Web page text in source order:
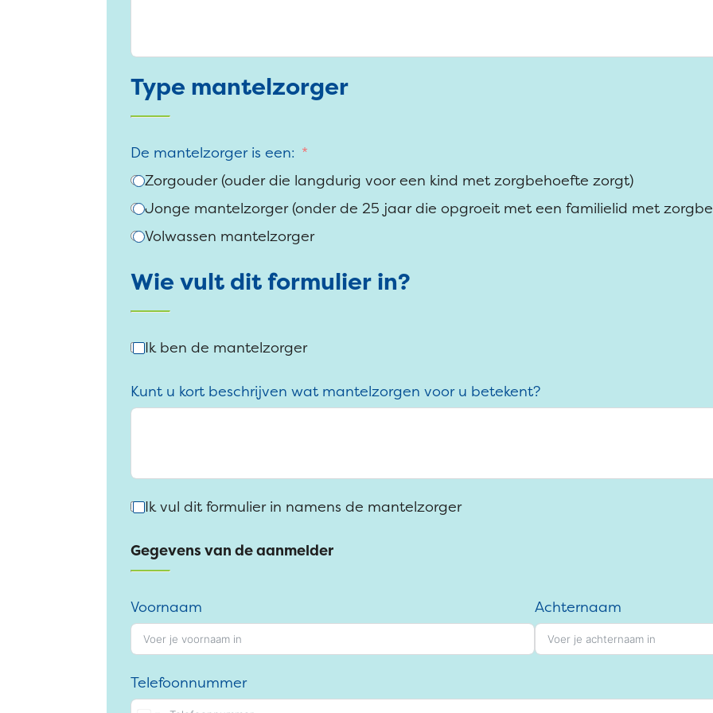
Type mantelzorger
De mantelzorger is een:
Zorgouder (ouder die langdurig voor een kind met zorgbehoefte zorgt)
Jonge mantelzorger (onder de 25 jaar die opgroeit met een familielid met
Volwassen mantelzorger
Wie vult dit formulier in?
Ik ben de mantelzorger
Kunt u kort beschrijven wat mantelzorgen voor u betekent?
Ik vul dit formulier in namens de mantelzorger
Gegevens van de aanmelder
Voornaam Achternaam
Telefoonnummer